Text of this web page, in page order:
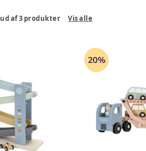
ud af3 produkter Vis alle